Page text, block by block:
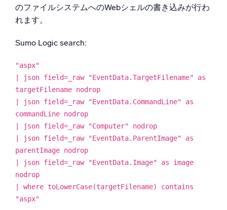
のファイルシステムへのWebシェルの書き込みが行わ
れます。
Sumo Logic search:
"aspx"
| json field=_raw "EventData.TargetFilename" as
targetFilename nodrop
| json field=_raw "EventData.CommandLine" as
commandLine nodrop
| json field=_raw "Computer" nodrop
| json field=_raw "EventData.ParentImage" as
parentImage nodrop
| json field=_raw "EventData.Image" as image
nodrop
| where toLowerCase(targetFilename) contains
"aspx"